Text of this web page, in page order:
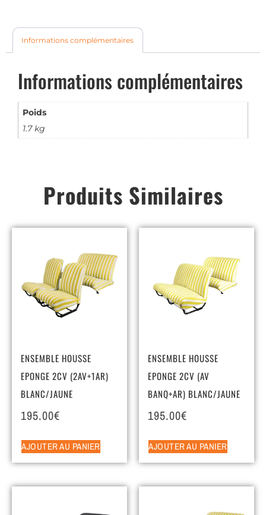
Informations complémentaires
Informations complémentaires
Poids
1.7 kg
Produits Similaires
ENSEMBLE HOUSSE
EPONGE 2CV (2AV+1AR)
BLANC/JAUNE
195.00€
AJOUTER AU PANIER
ENSEMBLE HOUSSE
EPONGE 2CV (AV
BANQ+AR) BLANC/JAUNE
195.00€
AJOUTER AU PANIER